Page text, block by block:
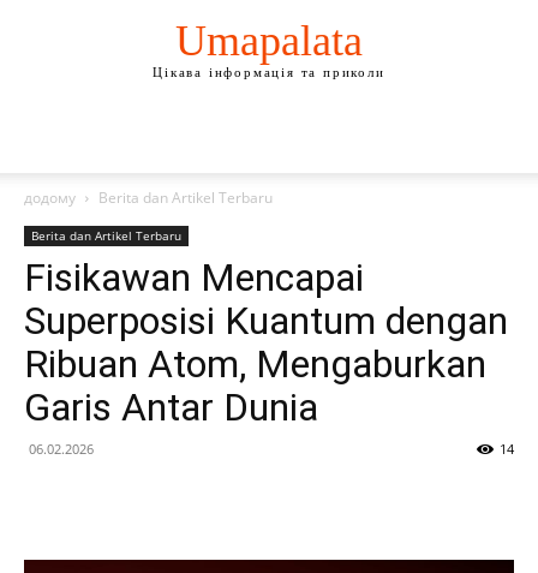
Umapalata
Цікава інформація та приколи
додому Berita dan Artikel Terbaru
Berita dan Artikel Terbaru
Fisikawan Mencapai
Superposisi Kuantum dengan
Ribuan Atom, Mengaburkan
Garis Antar Dunia
06.02.2026 14